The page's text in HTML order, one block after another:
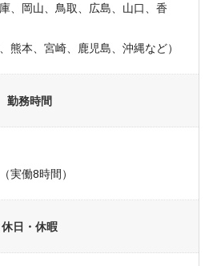
、岡山、鳥取、広島、山口、香
熊本、宮崎、鹿児島、沖縄など）
勤務時間
実働8時間）
休日・休暇